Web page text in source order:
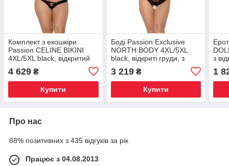
Комплект з екошкіри
Passion CELINE BIKINI
4XL/5XL black, відкритий
бра, стринги зі шнурівкою,
Київ
4 629 ₴
Купити
Боді Passion Exclusive
NORTH BODY 4XL/5XL
black, відкриті груди, з
доступом, вініл і мережива
3 219₴
Купити
з
1
Про нас
88% позитивних з 435 відгуків за рік
Працює з 04.08.2013